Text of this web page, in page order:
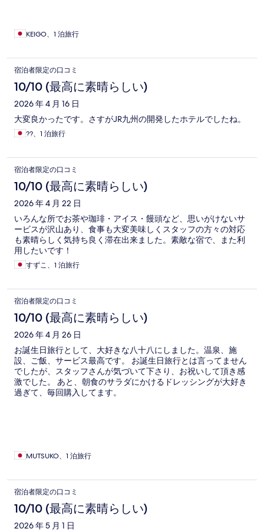
KEIGO、1 泊旅行
宿泊者限定の口コミ
10/10 (最高に素晴らしい)
2026 年 4 月 16 日
大変良かったです。さすがJR九州の開発したホテルでしたね。
??、1 泊旅行
宿泊者限定の口コミ
10/10 (最高に素晴らしい)
2026 年 4 月 22 日
いろんな所でお茶や珈琲・アイス・饅頭など、思いがけないサ
ービスが沢山あり、食事も大変美味しくスタッフの方々の対応
も素晴らしく気持ち良く滞在出来ました。素敵な宿で、また利
用したいです！
すずこ、1 泊旅行
宿泊者限定の口コミ
10/10 (最高に素晴らしい)
2026 年 4 月 26 日
お誕生日旅行として、大好きな八十八にしました。温泉、施
設、ご飯、サービス最高です。 お誕生日旅行とは言ってません
でしたが、スタッフさんが気づいて下さり、お祝いして頂き感
激でした。 あと、朝食のサラダにかけるドレッシングが大好き
過ぎて、毎回購入してます。
MUTSUKO、1 泊旅行
宿泊者限定の口コミ
10/10 (最高に素晴らしい)
2026 年 5 月 1 日